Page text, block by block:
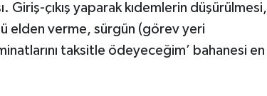
çıkış yaparak kıdemlerin düşürülmesi,
elden verme, sürgün (görev yeri
taksitle ödeyeceğim’ bahanesi en